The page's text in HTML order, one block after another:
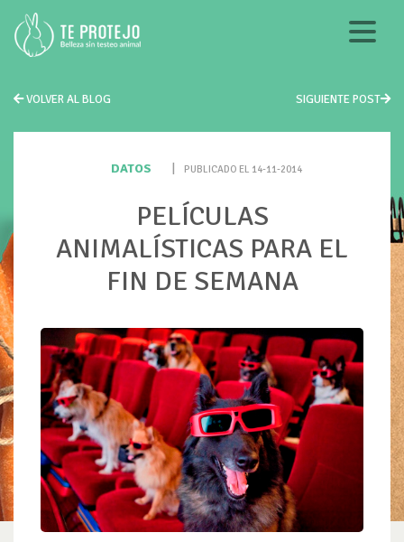
VOLVER AL BLOG SIGUIENTE POST
DATOS PUBLICADO EL 14-11-2014
PELÍCULAS
ANIMALÍSTICAS PARA EL
FIN DE SEMANA